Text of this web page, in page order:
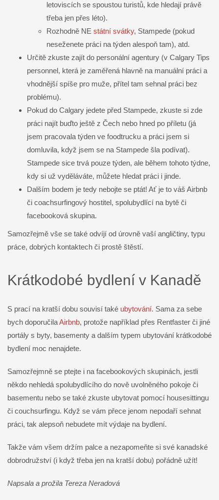
letoviscích se spoustou turistů, kde hledají právě
třeba jen přes léto).
Rozhodně NE státní svátky, Stampede (pokud
neseženete práci na týden alespoň tam), atd.
Určitě zkuste zajít do personální agentury (v Calgary Tips
personnel, která je zaměřená hlavně na manuální práci a
vhodnější spíše pro muže, přítel tam sehnal práci bez
problému).
Pokud do Calgary jedete před Stampede, zkuste si zde
práci najít buďto ještě z Čech nebo hned po příletu (já
jsem pracovala týden ve foodtrucku a práci jsem si
domluvila, když jsem se na Stampede šla podívat).
Stampede sice trvá pouze týden, ale během tohoto týdne,
kdy si už vyděláváte, můžete hledat práci i jinde.
Dalším bodem je tedy nebojte se ptát! Ať je to váš Airbnb
či coachsurfingový hostitel, spolubydlící na bytě či
facebooková skupina.
Samozřejmě vše se také odvíjí od úrovně vaší angličtiny, typu
práce, dobrých kontaktech či prostě štěstí.
Krátkodobé bydlení v Kanadě
S prací na kratší dobu souvisí také ubytování. Sama za sebe
bych doporučilaAirbnb, protože například přes Rentfaster či jiné
portály s byty, basementy a dalším typem ubytování krátkodobé
bydlení moc nenajdete.
Samozřejmně se ptejte i na facebookových skupinách, jestli
někdo nehledá spolubydlícího do nově uvolněného pokoje či
basementu nebo se také zkuste ubytovat pomocí housesittingu
či couchsurfingu. Když se vám přece jenom nepodaří sehnat
práci, tak alepsoň nebudete mít výdaje na bydlení.
Takže vám všem držím palce a nezapomeňte si své kanadské
dobrodružství (i když třeba jen na kratší dobu) pořádně užít!
Napsala a prožila Tereza Neradová